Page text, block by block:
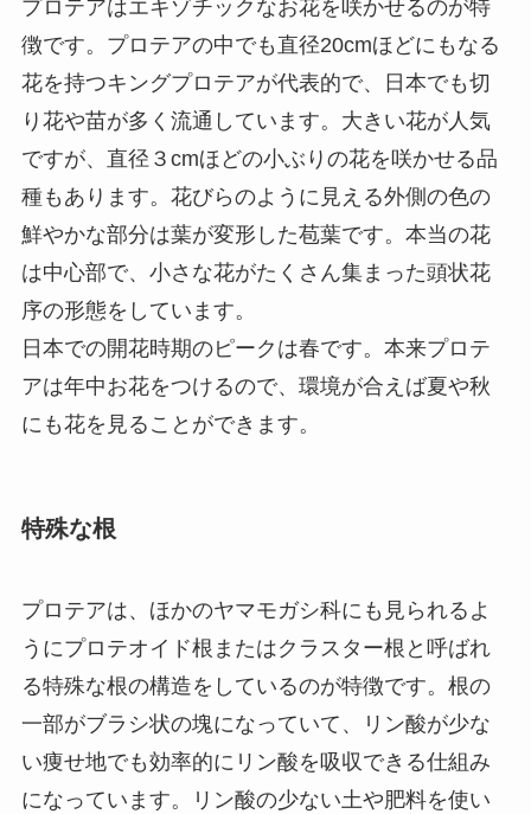
プロテアはエキゾチックなお花を咲かせるのが特
徴です。プロテアの中でも直径20cmほどにもなる
花を持つキングプロテアが代表的で、日本でも切
り花や苗が多く流通しています。大きい花が人気
ですが、直径３cmほどの小ぶりの花を咲かせる品
種もあります。花びらのように見える外側の色の
鮮やかな部分は葉が変形した苞葉です。本当の花
は中心部で、小さな花がたくさん集まった頭状花
序の形態をしています。
日本での開花時期のピークは春です。本来プロテ
アは年中お花をつけるので、環境が合えば夏や秋
にも花を見ることができます。
特殊な根
プロテアは、ほかのヤマモガシ科にも見られるよ
うにプロテオイド根またはクラスター根と呼ばれ
る特殊な根の構造をしているのが特徴です。根の
一部がブラシ状の塊になっていて、リン酸が少な
い痩せ地でも効率的にリン酸を吸収できる仕組み
になっています。リン酸の少ない土や肥料を使い